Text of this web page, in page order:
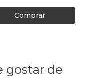
Comprar
gostar de